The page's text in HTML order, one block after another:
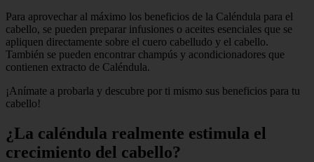
Para aprovechar al máximo los beneficios de la Caléndula para el
cabello, se pueden preparar infusiones o aceites esenciales que se
apliquen directamente sobre el cuero cabelludo y el cabello.
También se pueden encontrar champús y acondicionadores que
contienen extracto de Caléndula.
¡Anímate a probarla y descubre por ti mismo sus beneficios para tu
cabello!
¿La caléndula realmente estimula el
crecimiento del cabello?